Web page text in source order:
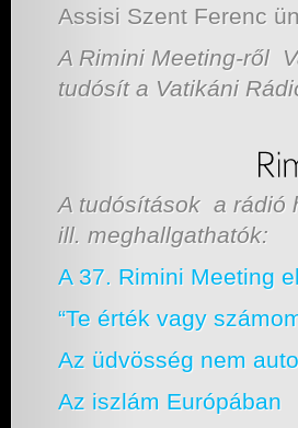
Assisi Szent Ferenc
A Rimini Meeting-ről
tudósít a Vatikáni
A tudósítások a rádió
ill. meghallgathatók:
A 37. Rimini Meeting
“Te érték vagy
Az üdvösség nem
Az iszlám Európában